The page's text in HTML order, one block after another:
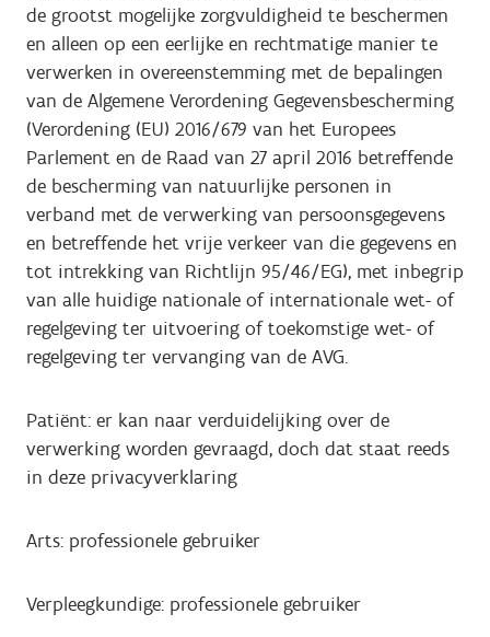
de grootst mogelijke zorgvuldigheid te beschermen
en alleen op een eerlijke en rechtmatige manier te
verwerken in overeenstemming met de bepalingen
van de Algemene Verordening Gegevensbescherming
(Verordening (EU) 2016/679 van het Europees
Parlement en de Raad van 27 april 2016 betreffende
de bescherming van natuurlijke personen in
verband met de verwerking van persoonsgegevens
en betreffende het vrije verkeer van die gegevens en
tot intrekking van Richtlijn 95/46/EG), met inbegrip
van alle huidige nationale of internationale wet- of
regelgeving ter uitvoering of toekomstige wet- of
regelgeving ter vervanging van de AVG.
Patiënt: er kan naar verduidelijking over de
verwerking worden gevraagd, doch dat staat reeds
in deze privacyverklaring
Arts: professionele gebruiker
Verpleegkundige: professionele gebruiker